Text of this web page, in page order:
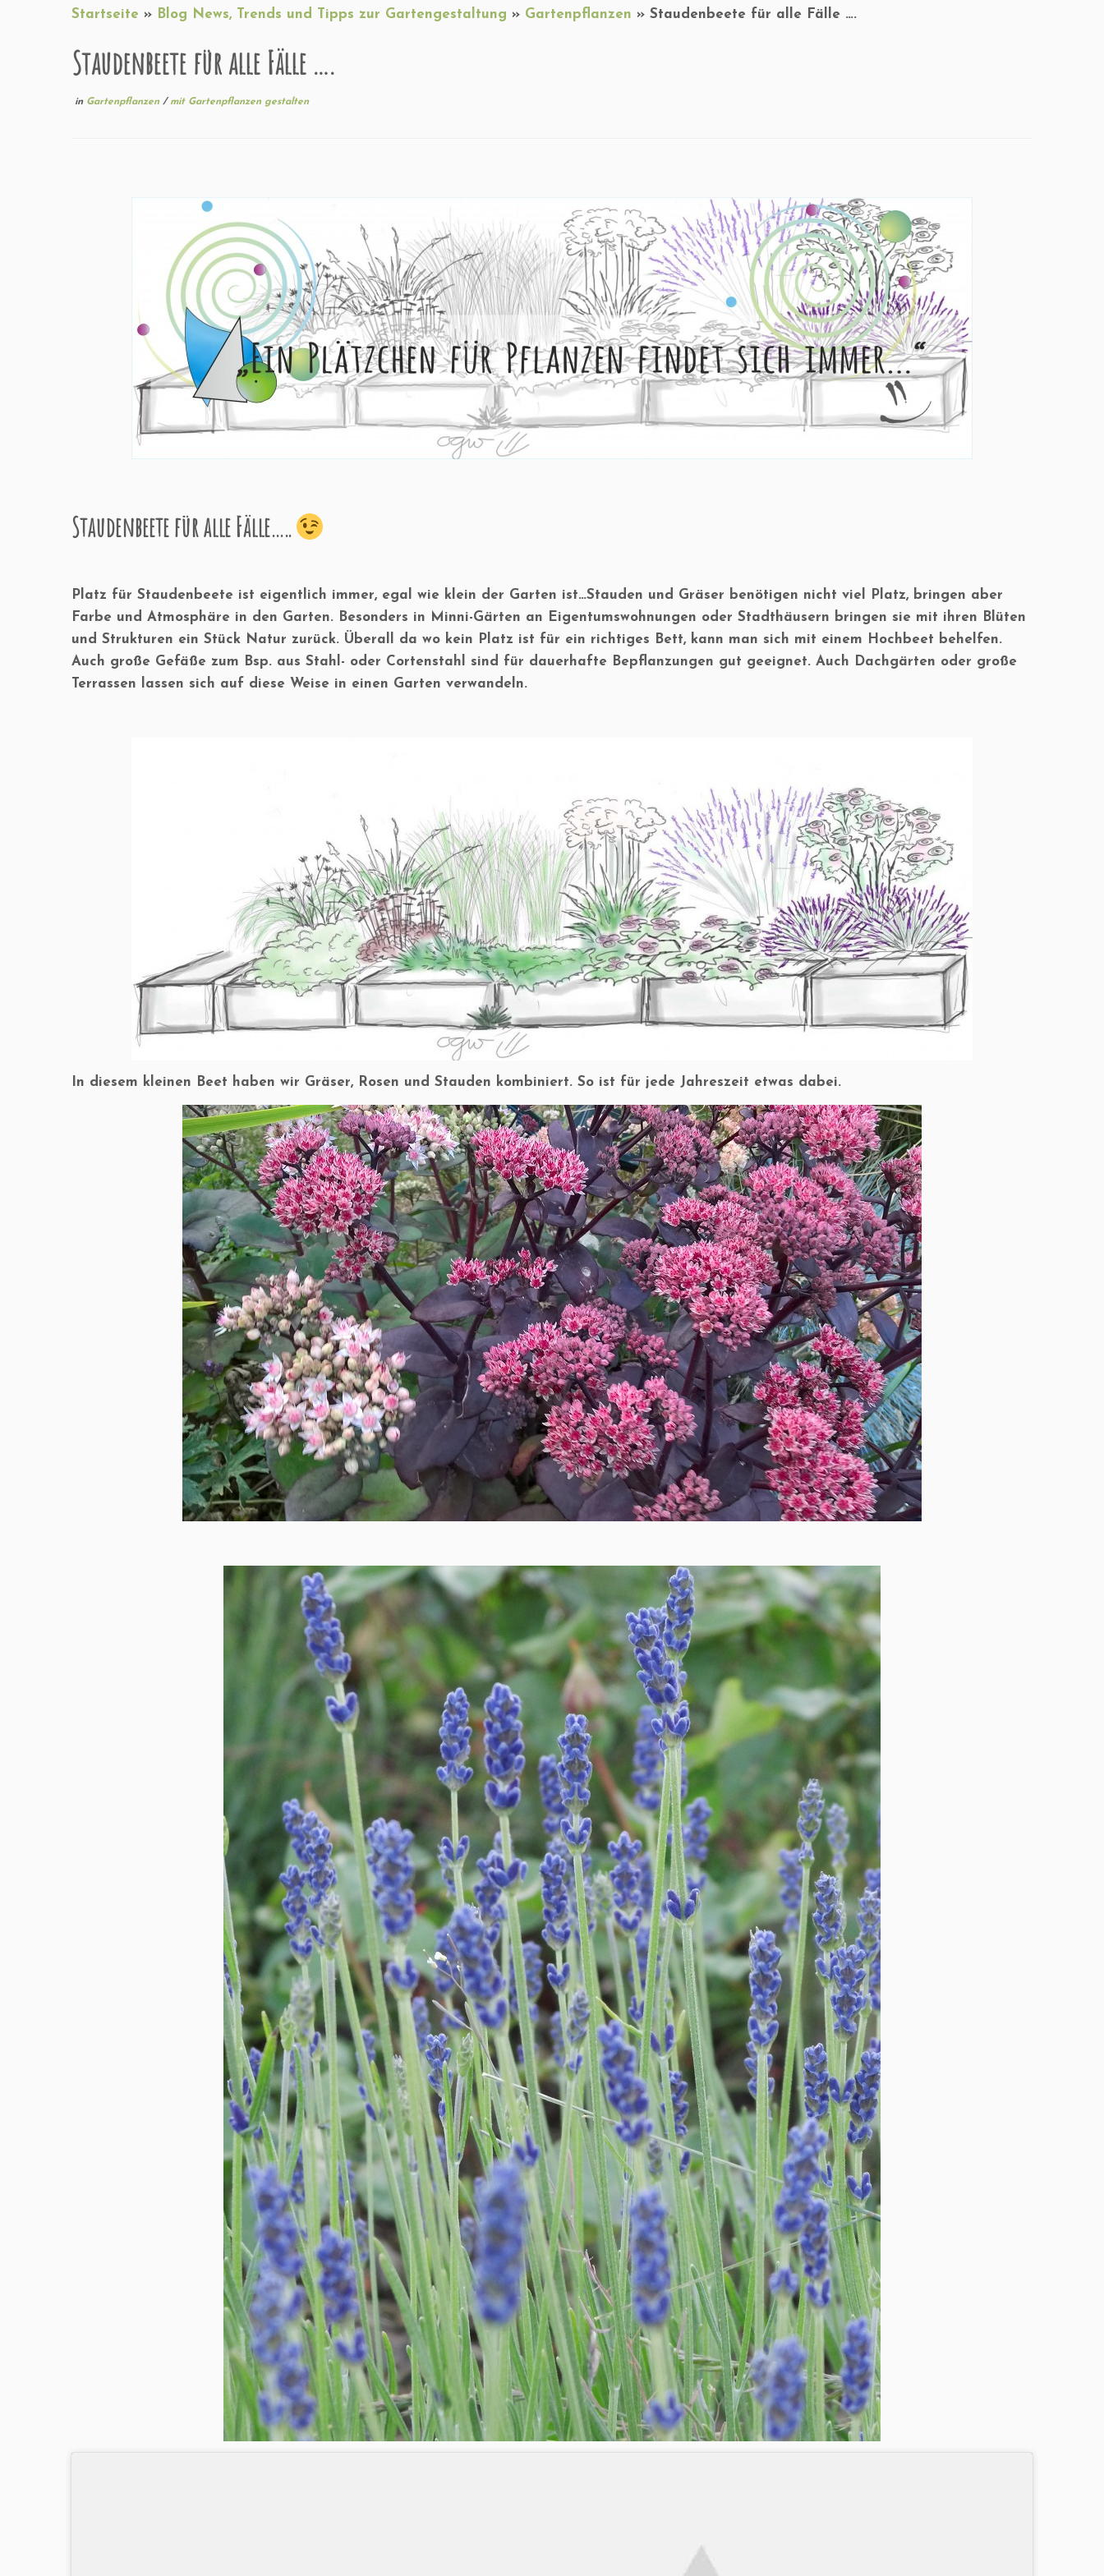
Startseite » Blog News, Trends und Tipps zur Gartengestaltung » Gartenpflanzen » Staudenbeete für alle Fälle ….
Staudenbeete für alle Fälle ….
in Gartenpflanzen / mit Gartenpflanzen gestalten
Staudenbeete für alle Fälle…..
Platz für Staudenbeete ist eigentlich immer, egal wie klein der Garten ist…Stauden und Gräser benötigen nicht viel Platz, bringen aber
Farbe und Atmosphäre in den Garten. Besonders in Minni-Gärten an Eigentumswohnungen oder Stadthäusern bringen sie mit ihren Blüten
und Strukturen ein Stück Natur zurück. Überall da wo kein Platz ist für ein richtiges Bett, kann man sich mit einem Hochbeet behelfen.
Auch große Gefäße zum Bsp. aus Stahl- oder Cortenstahl sind für dauerhafte Bepflanzungen gut geeignet. Auch Dachgärten oder große
Terrassen lassen sich auf diese Weise in einen Garten verwandeln.
In diesem kleinen Beet haben wir Gräser, Rosen und Stauden kombiniert. So ist für jede Jahreszeit etwas dabei.